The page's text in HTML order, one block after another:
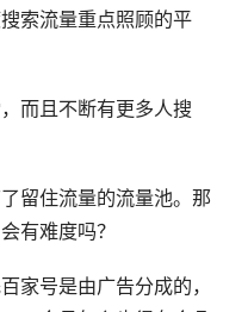
索流量重点照顾的平
而且不断有更多人搜
留住流量的流量池。那
有难度吗？
家号是由广告分成的，